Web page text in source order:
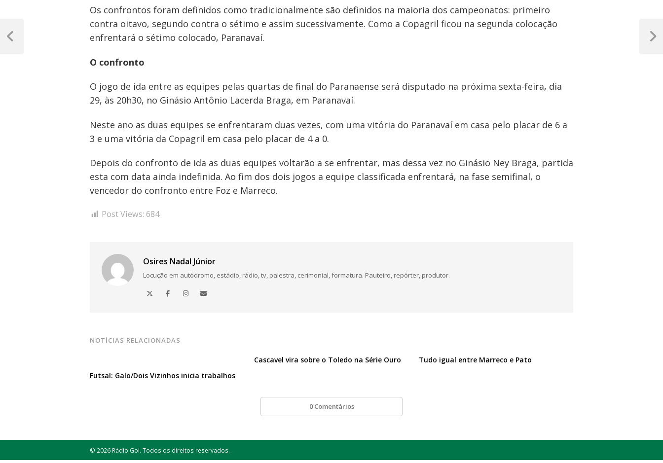
Os confrontos foram definidos como tradicionalmente são definidos na maioria dos campeonatos: primeiro
contra oitavo, segundo contra o sétimo e assim sucessivamente. Como a Copagril ficou na segunda colocação
enfrentará o sétimo colocado, Paranavaí.
O confronto
O jogo de ida entre as equipes pelas quartas de final do Paranaense será disputado na próxima sexta-feira, dia
29, às 20h30, no Ginásio Antônio Lacerda Braga, em Paranavaí.
Neste ano as duas equipes se enfrentaram duas vezes, com uma vitória do Paranavaí em casa pelo placar de 6 a
3 e uma vitória da Copagril em casa pelo placar de 4 a 0.
Depois do confronto de ida as duas equipes voltarão a se enfrentar, mas dessa vez no Ginásio Ney Braga, partida
esta com data ainda indefinida. Ao fim dos dois jogos a equipe classificada enfrentará, na fase semifinal, o
vencedor do confronto entre Foz e Marreco.
Post Views: 684
Osires Nadal Júnior
Locução em autódromo, estádio, rádio, tv, palestra, cerimonial, formatura. Pauteiro, repórter, produtor.
NOTÍCIAS RELACIONADAS
Futsal: Galo/Dois Vizinhos inicia trabalhos
Cascavel vira sobre o Toledo na Série Ouro Tudo igual entre Marreco e Pato
0 Comentários
Navegação
de
Post
© 2026 Rádio Gol. Todos os direitos reservados.